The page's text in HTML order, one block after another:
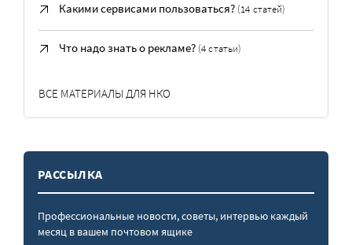
Какими сервисами пользоваться? (14 статей)
Что надо знать о рекламе? (4 статьи)
ВСЕ МАТЕРИАЛЫ ДЛЯ НКО
РАССЫЛКА
Профессиональные новости, советы, интервью каждый
месяц в вашем почтовом ящике